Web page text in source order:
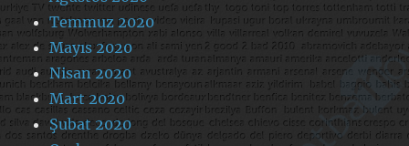
Temmuz 2020
Mayıs 2020
Nisan 2020
Mart 2020
Şubat 2020